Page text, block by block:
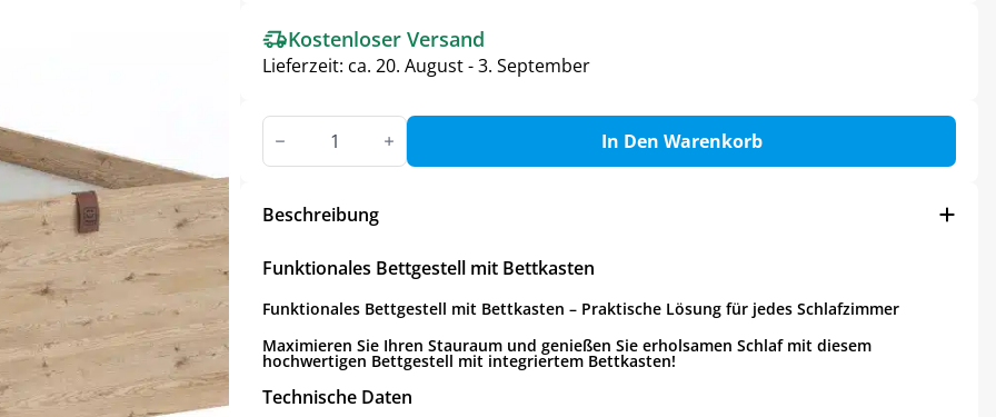
Kostenloser Versand
Lieferzeit: ca. 20. August - 3. September
Funktionales
Bettgestell
mit
In Den Warenkorb
Beschreibung
Funktionales Bettgestell mit Bettkasten
Funktionales Bettgestell mit Bettkasten – Praktische Lösung für jedes Schlafzimmer
Maximieren Sie Ihren Stauraum und genießen Sie erholsamen Schlaf mit diesem
hochwertigen Bettgestell mit integriertem Bettkasten!
Technische Daten